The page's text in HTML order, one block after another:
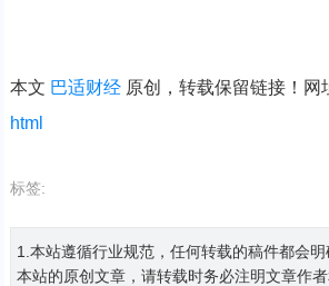
本文 巴适财经原创，转载保留链接！网
html
标签:
1.本站遵循行业规范，任何转载的稿件都会明
本站的原创文章，请转载时务必注明文章作